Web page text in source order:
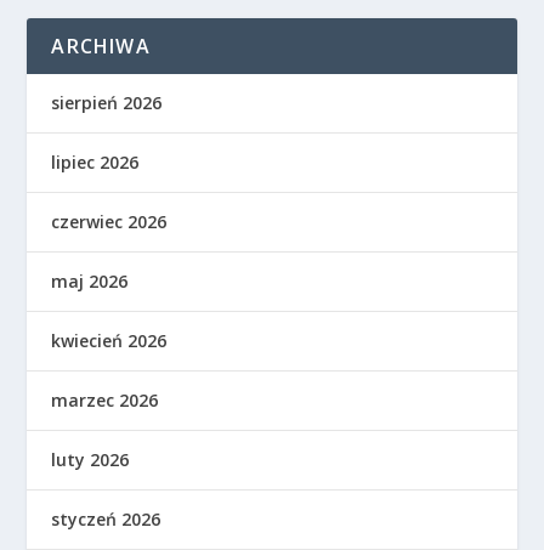
ARCHIWA
sierpień 2026
lipiec 2026
czerwiec 2026
maj 2026
kwiecień 2026
marzec 2026
luty 2026
styczeń 2026